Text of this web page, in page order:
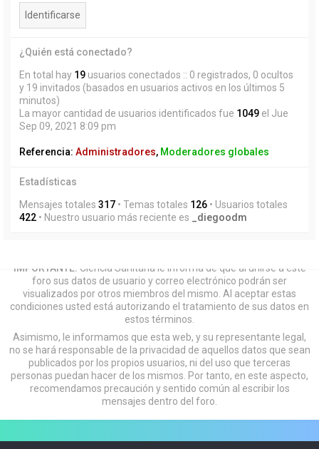
¿Quién está conectado?
En total hay 19 usuarios conectados :: 0 registrados, 0 ocultos
y 19 invitados (basados en usuarios activos en los últimos 5
minutos)
La mayor cantidad de usuarios identificados fue 1049 el Jue
Sep 09, 2021 8:09 pm
Referencia: Administradores, Moderadores globales
Estadísticas
Mensajes totales 317 • Temas totales 126 • Usuarios totales
422 • Nuestro usuario más reciente es _diegoodm
IMPORTANTE: Ciencia Sanitaria le informa de que al unirse a este
foro sus datos de usuario y correo electrónico podrán ser
visualizados por otros miembros del mismo. Al aceptar estas
condiciones usted está autorizando el tratamiento de sus datos en
estos términos.
Asimismo, le informamos que esta web, y su representante legal,
no se hará responsable de la privacidad de aquellos datos que sean
publicados por los propios usuarios, ni del uso que terceras
personas puedan hacer de los mismos. Por tanto, en este aspecto,
recomendamos precaución y sentido común al escribir los
mensajes dentro del foro.